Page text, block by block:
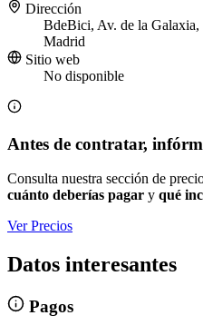
Dirección
BdeBici, Av. de la
Madrid
Sitio web
No disponible
Antes de contratar,
Consulta nuestra sección de
cuánto deberías pagar y qué
Ver Precios
Datos interesantes
Pagos